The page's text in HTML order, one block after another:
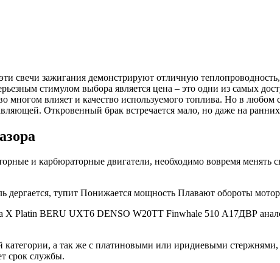
свечи зажигания демонстрируют отличную
стимулом выбора является цена – это одни из самых
многом влияет и качество используемого топлива. Но в
Откровенный брак встречается мало, но даже на
и карбюраторные двигатели, необходимо вовремя менять
дергается, тупит Понижается мощность Плавают обороты
X Platin BERU UXT6 DENSO W20TT Finwhale 510 А17ДВР
а так же с платиновыми или иридиевыми
срок службы.